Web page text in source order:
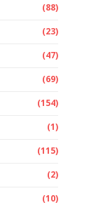
(88)
(23)
(47)
(69)
(154)
(1)
(115)
(2)
(10)